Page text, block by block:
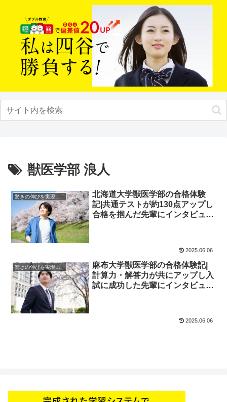
獣医学部 浪人
北海道大学獣医学部の合格体験
記|共通テストが約130点アップし
合格を掴んだ先輩にインタビュ
2025.06.06
驚きの伸びを実現｜先輩列伝
麻布大学獣医学部の合格体験記|
計算力・解答力が共にアップし入
試に成功した先輩にインタビュ
2025.06.06